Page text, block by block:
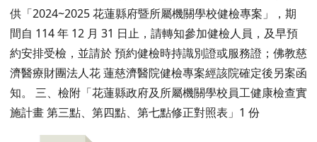
供「2024~2025 花蓮縣府暨所屬機關學校健檢專案」，期
間自 114 年 12 月 31 日止，請轉知參加健檢人員，及早預
約安排受檢，並請於 預約健檢時持識別證或服務證；佛教慈
濟醫療財團法人花 蓮慈濟醫院健檢專案經該院確定後另案函
知。 三、檢附「花蓮縣政府及所屬機關學校員工健康檢查實
施計畫 第三點、第四點、第七點修正對照表」1 份